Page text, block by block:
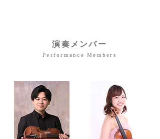
演奏メンバー
Performance Members